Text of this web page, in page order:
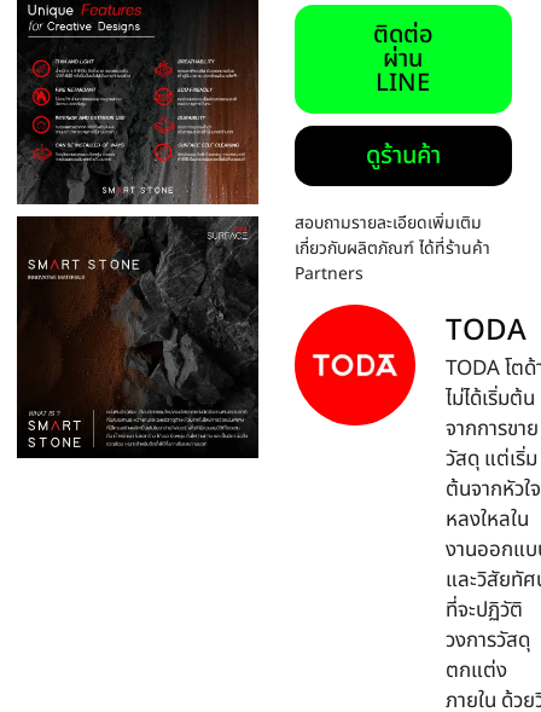
ติดต่อ
ผ่าน
LINE
ดูร้านค้า
สอบถามรายละเอียดเพิ่มเติม
เกี่ยวกับผลิตภัณฑ์ ได้ที่ร้านค้า
Partners
TODA
TODA โตด้
ไม่ได้เริ่มต้น
จากการขาย
วัสดุ แต่เริ่ม
ต้นจากหัวใ
หลงใหลใน
งานออกแ
และวิสัยทั
ที่จะปฏิวัติ
วงการวัสดุ
ตกแต่ง
ภายใน ด้วย